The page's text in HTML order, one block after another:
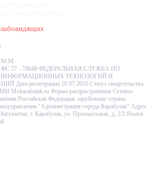
М.М.
№ ФС 77 - 78648 ФЕДЕРАЛЬНАЯ СЛУЖБА ПО
ИНФОРМАЦИОННЫХ ТЕХНОЛОГИЙ И
регистрации 10.07.2020 Статус свидетельства
Mokarabulak.ru Форма распространения Сетевое
Российская Федерация зарубежные страны
"Администрация города Карабулак" Адрес
г. Карабулак, ул. Промысловая, д. 2/2 Языки